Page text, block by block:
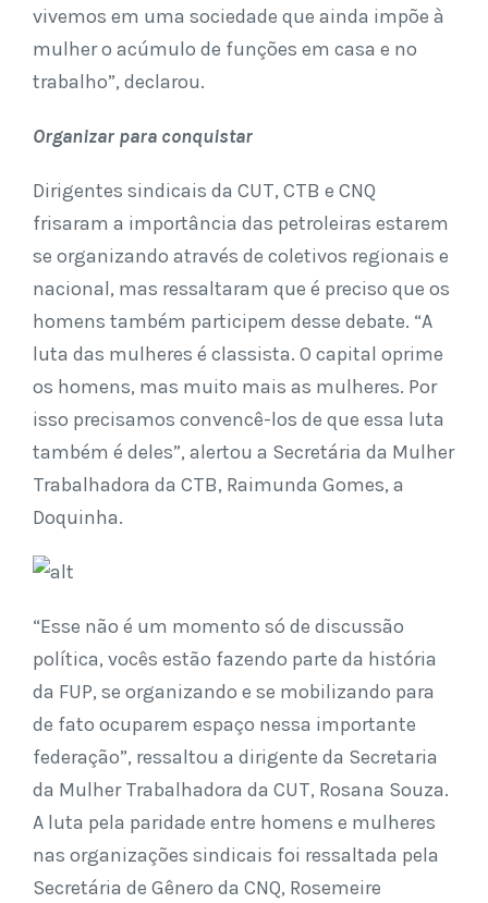
vivemos em uma sociedade que ainda impõe à
mulher o acúmulo de funções em casa e no
trabalho”, declarou.
Organizar para conquistar
Dirigentes sindicais da CUT, CTB e CNQ
frisaram a importância das petroleiras estarem
se organizando através de coletivos regionais e
nacional, mas ressaltaram que é preciso que os
homens também participem desse debate. “A
luta das mulheres é classista. O capital oprime
os homens, mas muito mais as mulheres. Por
isso precisamos convencê-los de que essa luta
também é deles”, alertou a Secretária da Mulher
Trabalhadora da CTB, Raimunda Gomes, a
Doquinha.
“Esse não é um momento só de discussão
política, vocês estão fazendo parte da história
da FUP, se organizando e se mobilizando para
de fato ocuparem espaço nessa importante
federação”, ressaltou a dirigente da Secretaria
da Mulher Trabalhadora da CUT, Rosana Souza.
A luta pela paridade entre homens e mulheres
nas organizações sindicais foi ressaltada pela
Secretária de Gênero da CNQ, Rosemeire